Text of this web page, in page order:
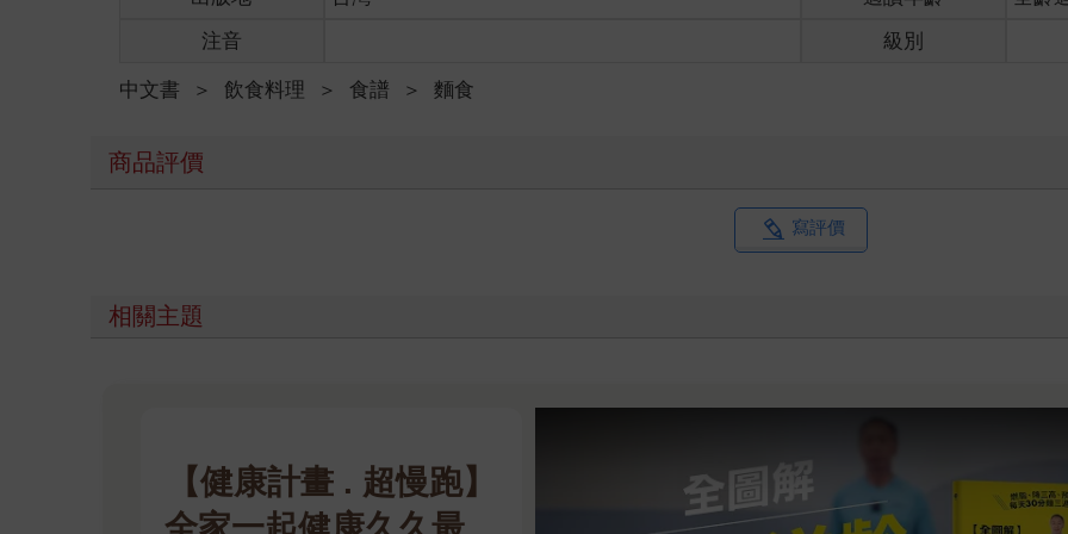
注音
級別
中文書 ＞ 飲食料理 ＞ 食譜 ＞ 麵食
商品評價
寫評價
相關主題
【健康計畫 . 超慢跑】